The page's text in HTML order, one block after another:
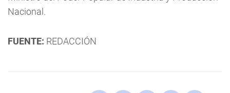
Nacional.
FUENTE: REDACCIÓN